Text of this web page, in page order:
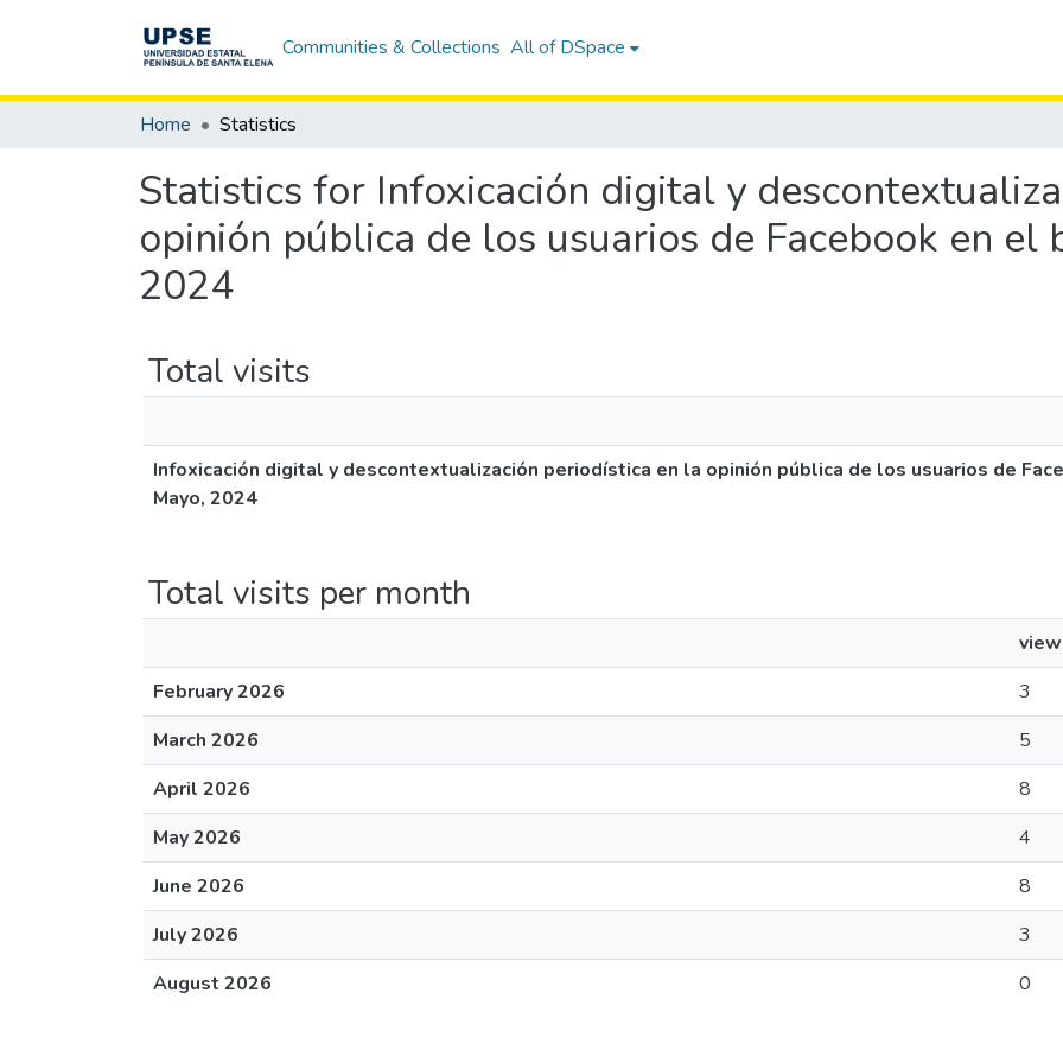
Communities & Collections All of DSpace
Home Statistics
Statistics for Infoxicación digital y
opinión pública de los usuarios de Facebook en el
2024
Total visits
Infoxicación digital y descontextualización periodística en la opinión pública de los usuarios de
Mayo, 2024
Total visits per month
February 2026
3
March 2026
5
April 2026
8
May 2026
4
June 2026
8
July 2026
3
August 2026
0